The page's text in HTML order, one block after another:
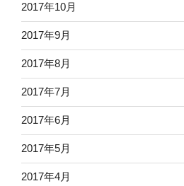
2017年10月
2017年9月
2017年8月
2017年7月
2017年6月
2017年5月
2017年4月